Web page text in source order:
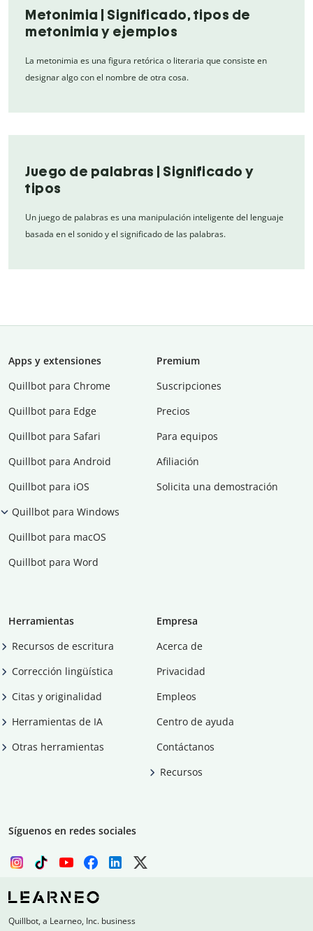
Metonimia | Significado, tipos de
metonimia y ejemplos
La metonimia es una figura retórica o literaria que consiste en
designar algo con el nombre de otra cosa.
Juego de palabras | Significado y
tipos
Un juego de palabras es una manipulación inteligente del lenguaje
basada en el sonido y el significado de las palabras.
Apps y extensiones
Quillbot para Chrome
Quillbot para Edge
Quillbot para Safari
Quillbot para Android
Quillbot para iOS
Quillbot para Windows
Quillbot para macOS
Quillbot para Word
Premium
Suscripciones
Precios
Para equipos
Afiliación
Solicita una demostración
Herramientas
Recursos de escritura
Corrección lingüística
Citas y originalidad
Herramientas de IA
Otras herramientas
Empresa
Acerca de
Privacidad
Empleos
Centro de ayuda
Contáctanos
Recursos
Síguenos en redes sociales
Quillbot, a Learneo, Inc. business